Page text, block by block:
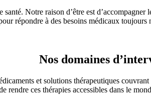
Notre raison d’être est
répondre à des besoins médicaux toujours
Nos domaines
et solutions thérapeutiques
ces thérapies accessibles dans le